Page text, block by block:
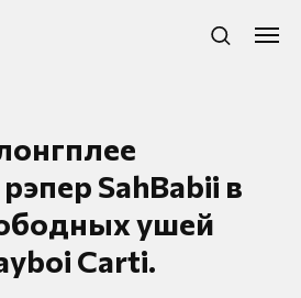
SahBabii в
ушей
Carti.